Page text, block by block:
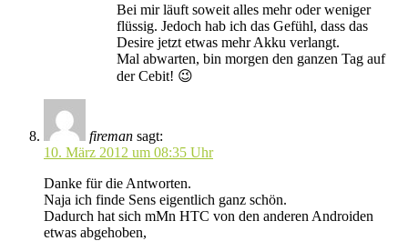
Bei mir läuft soweit alles mehr oder weniger
flüssig. Jedoch hab ich das Gefühl, dass das
Desire jetzt etwas mehr Akku verlangt.
Mal abwarten, bin morgen den ganzen Tag auf
der Cebit! 😉
fireman sagt:
10. März 2012 um 08:35 Uhr
Danke für die Antworten.
Naja ich finde Sens eigentlich ganz schön.
Dadurch hat sich mMn HTC von den anderen Androiden
etwas abgehoben,